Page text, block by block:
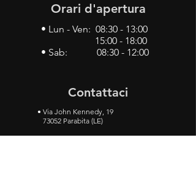
Orari d'apertura
• Lun - Ven: 08:30 - 13:00
15:00 - 18:00
• Sab: 08:30 - 12:00
Contattaci
• Via John Kennedy, 19
73052 Parabita (LE)
• Tel:0833 50 93 30